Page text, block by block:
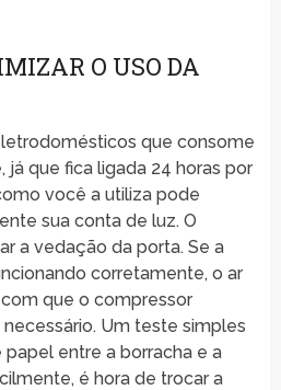
O USO DA
que consome
já que fica ligada 24 horas por
você a utiliza pode
sua conta de luz. O
a vedação da porta. Se a
corretamente, o ar
que o compressor
Um teste simples
entre a borracha e a
é hora de trocar a